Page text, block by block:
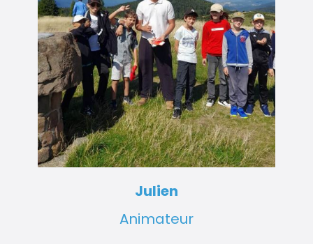
Julien
Animateur